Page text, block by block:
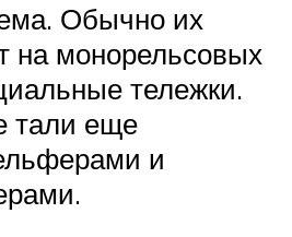
Обычно их
на монорельсовых
тележки.
тали еще
и